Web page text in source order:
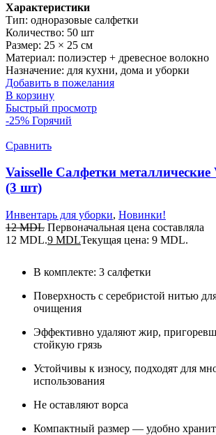
Характеристики
Тип: одноразовые салфетки
Количество: 50 шт
Размер: 25 × 25 см
Материал: полиэстер + древесное волокно
Назначение: для кухни, дома и уборки
Добавить в пожелания
В корзину
Быстрый просмотр
-25% Горячий
Сравнить
Vaisselle Салфетки металлические
(3 шт)
Инвентарь для уборки, Новинки!
12MDL Первоначальная цена составляла
12 MDL.9 MDLТекущая цена: 9 MDL.
В комплекте: 3 салфетки
Поверхность с серебристой нитью
очищения
Эффективно удаляют жир,
стойкую грязь
Устойчивы к износу, подходят для
использования
Не оставляют ворса
Компактный размер — удобно